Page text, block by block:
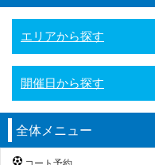
エリアから探す
開催日から探す
全体メニュー